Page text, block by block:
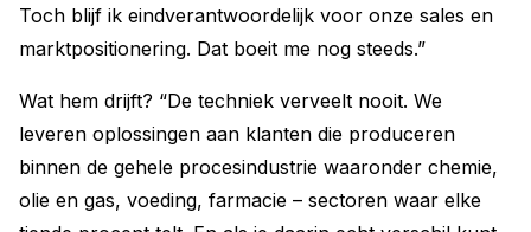
Toch blijf ik eindverantwoordelijk voor onze sales en
marktpositionering. Dat boeit me nog steeds.”
Wat hem drijft? “De techniek verveelt nooit. We
leveren oplossingen aan klanten die produceren
binnen de gehele procesindustrie waaronder chemie,
olie en gas, voeding, farmacie – sectoren waar elke